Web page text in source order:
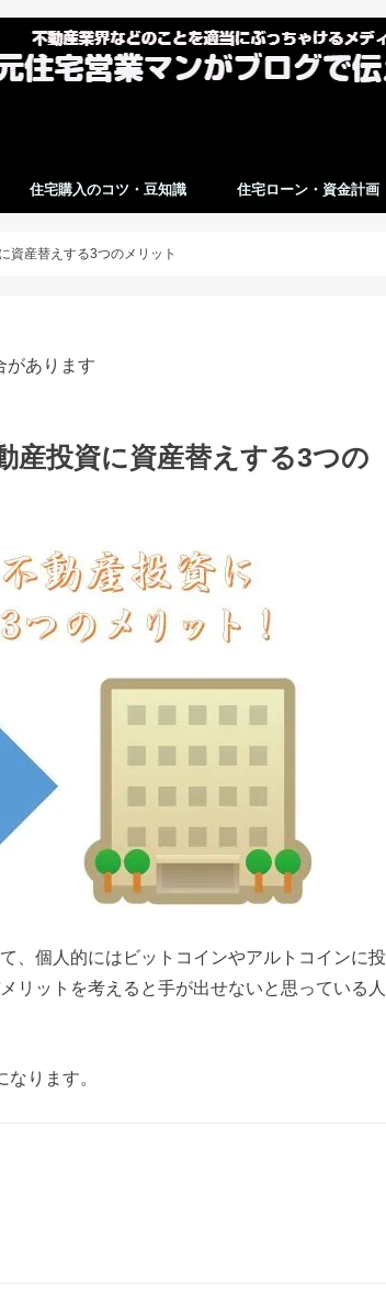
住宅購入のコツ・豆知識 住宅ローン・資金計画
資産替えする3つのメリット
があります
産投資に資産替えする3つの
、個人的にはビットコインやアルトコインに投
リットを考えると手が出せないと思っている人
ります。